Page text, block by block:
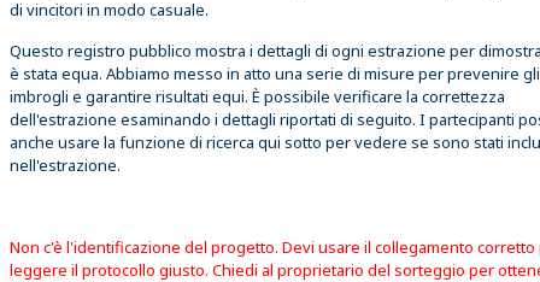
di vincitori in modo casuale.
Questo registro pubblico mostra i dettagli di ogni estrazione per
è stata equa. Abbiamo messo in atto una serie di misure per prevenire gli
imbrogli e garantire risultati equi. È possibile verificare la correttezza
dell'estrazione esaminando i dettagli riportati di seguito. I partecipanti
anche usare la funzione di ricerca qui sotto per vedere se sono stati
nell'estrazione.
Non c'è l'identificazione del progetto. Devi usare il collegamento corretto
leggere il protocollo giusto. Chiedi al proprietario del sorteggio per